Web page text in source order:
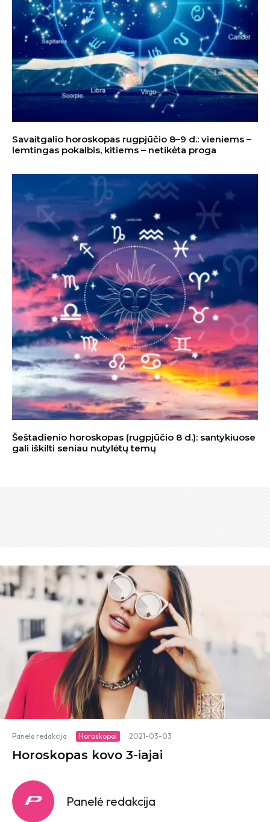
Savaitgalio horoskopas rugpjūčio 8–9 d.: vieniems –
lemtingas pokalbis, kitiems – netikėta proga
Šeštadienio horoskopas (rugpjūčio 8 d.): santykiuose
gali iškilti seniau nutylėtų temų
Panelė redakcija · Horoskopai · 2021-03-03
Horoskopas kovo 3-iajai
Panelė redakcija